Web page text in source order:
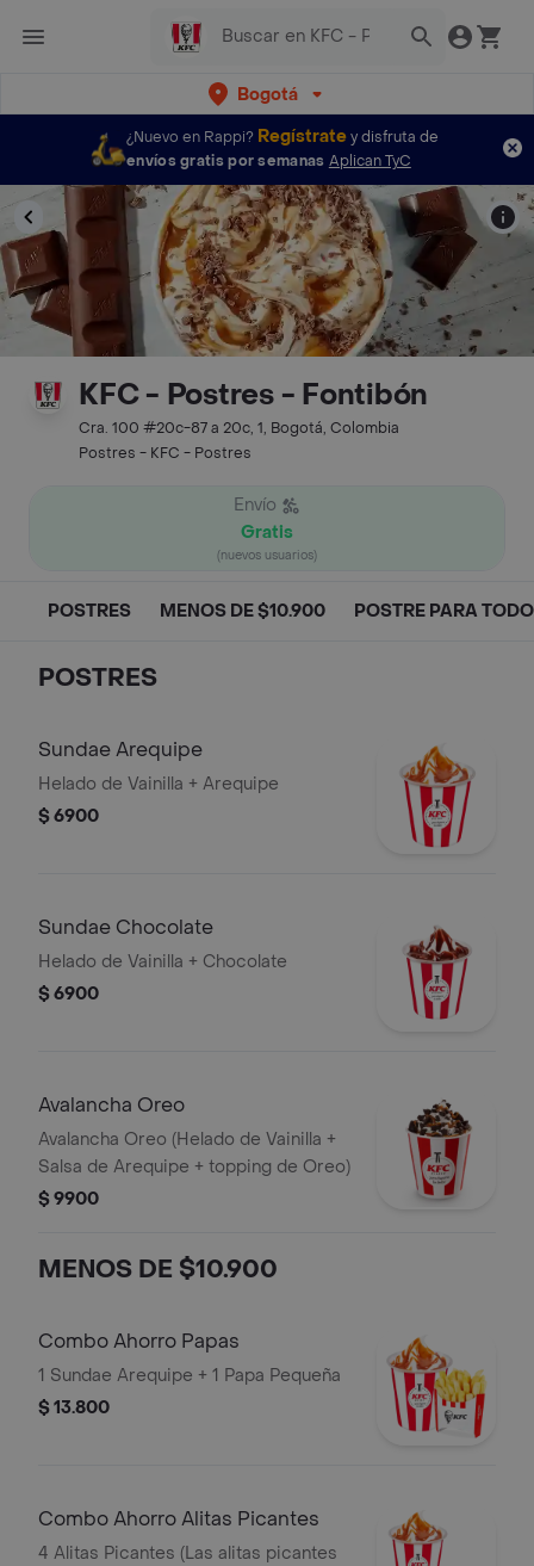
Bogotá
¿Nuevo en Rappi? Regístratey disfruta de
envíos gratis por semanas Aplican TyC
KFC - Postres - Fontibón
Cra. 100 #20c-87 a 20c, 1, Bogotá, Colombia
Postres - KFC - Postres
Envío
Gratis
(nuevos usuarios)
POSTRES MENOS DE $10.900 POSTRE PARA
POSTRES
Sundae Arequipe
Helado de Vainilla + Arequipe
$ 6900
Sundae Chocolate
Helado de Vainilla + Chocolate
$ 6900
Avalancha Oreo
Avalancha Oreo (Helado de Vainilla +
Salsa de Arequipe + topping de Oreo)
$ 9900
MENOS DE $10.900
Combo Ahorro Papas
1 Sundae Arequipe + 1 Papa Pequeña
$ 13.800
Combo Ahorro Alitas Picantes
4 Alitas Picantes (Las alitas picantes